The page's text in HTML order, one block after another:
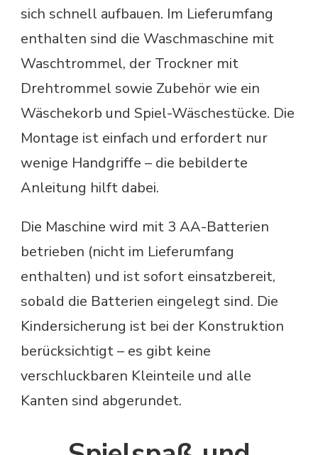
sich schnell aufbauen. Im Lieferumfang
enthalten sind die Waschmaschine mit
Waschtrommel, der Trockner mit
Drehtrommel sowie Zubehör wie ein
Wäschekorb und Spiel-Wäschestücke. Die
Montage ist einfach und erfordert nur
wenige Handgriffe – die bebilderte
Anleitung hilft dabei.
Die Maschine wird mit 3 AA-Batterien
betrieben (nicht im Lieferumfang
enthalten) und ist sofort einsatzbereit,
sobald die Batterien eingelegt sind. Die
Kindersicherung ist bei der Konstruktion
berücksichtigt – es gibt keine
verschluckbaren Kleinteile und alle
Kanten sind abgerundet.